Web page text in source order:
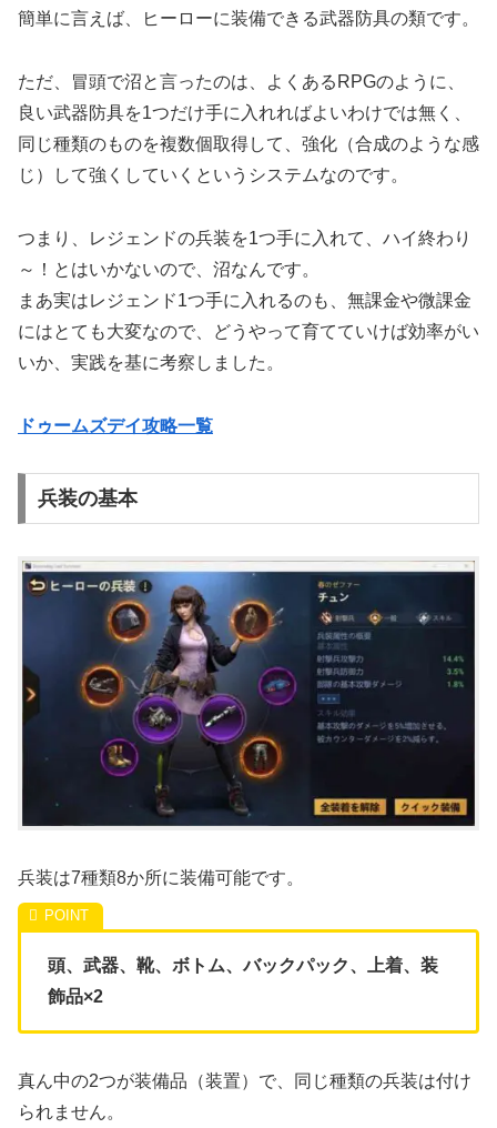
簡単に言えば、ヒーローに装備できる武器防具の類です。
ただ、冒頭で沼と言ったのは、よくあるRPGのように、
良い武器防具を1つだけ手に入れればよいわけでは無く、
同じ種類のものを複数個取得して、強化（合成のような感
じ）して強くしていくというシステムなのです。
つまり、レジェンドの兵装を1つ手に入れて、ハイ終わり
～！とはいかないので、沼なんです。
まあ実はレジェンド1つ手に入れるのも、無課金や微課金
にはとても大変なので、どうやって育てていけば効率がい
いか、実践を基に考察しました。
ドゥームズデイ攻略一覧
兵装の基本
兵装は7種類8か所に装備可能です。
頭、武器、靴、ボトム、バックパック、上着、装
飾品×2
真ん中の2つが装備品（装置）で、同じ種類の兵装は付け
られません。